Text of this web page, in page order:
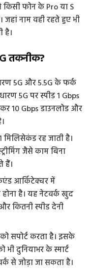
फोन के Pro या S
नाम वही रहते हुए भी
है।
तकनीक?
5G और 5.5G के फर्क
5G पर स्पीड 1 Gbps
10 Gbps डाउनलोड और
रह जाती है।
जैसे काम बिना
हैं।
आर्किटेक्चर में
है। यह नेटवर्क खुद
कितनी स्पीड देनी
सपोर्ट करता है। इसके
भी दुनियाभर के स्मार्ट
से जोड़ा जा सकता है।